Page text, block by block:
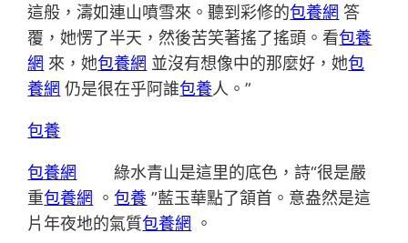
這般，濤如連山噴雪來。聽到彩修的包養網 答
覆，她愣了半天，然後苦笑著搖了搖頭。看包養
網 來，她包養網 並沒有想像中的那麼好，她包
養網 仍是很在乎阿誰包養人。”
包養
包養網
綠水青山是這里的底色，詩“很是嚴
重包養網 。包養 ”藍玉華點了頷首。意盎然是這
片年夜地的氣質包養網 。